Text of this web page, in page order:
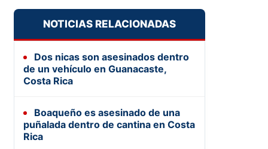
NOTICIAS RELACIONADAS
Dos nicas son asesinados dentro
de un vehículo en Guanacaste,
Costa Rica
Boaqueño es asesinado de una
puñalada dentro de cantina en Costa
Rica